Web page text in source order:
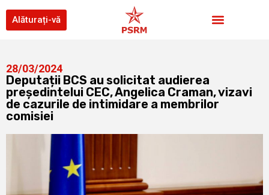
Alăturați-vă
28/03/2024
Deputații BCS au solicitat audierea
președintelui CEC, Angelica Craman, vizavi
de cazurile de intimidare a membrilor
comisiei